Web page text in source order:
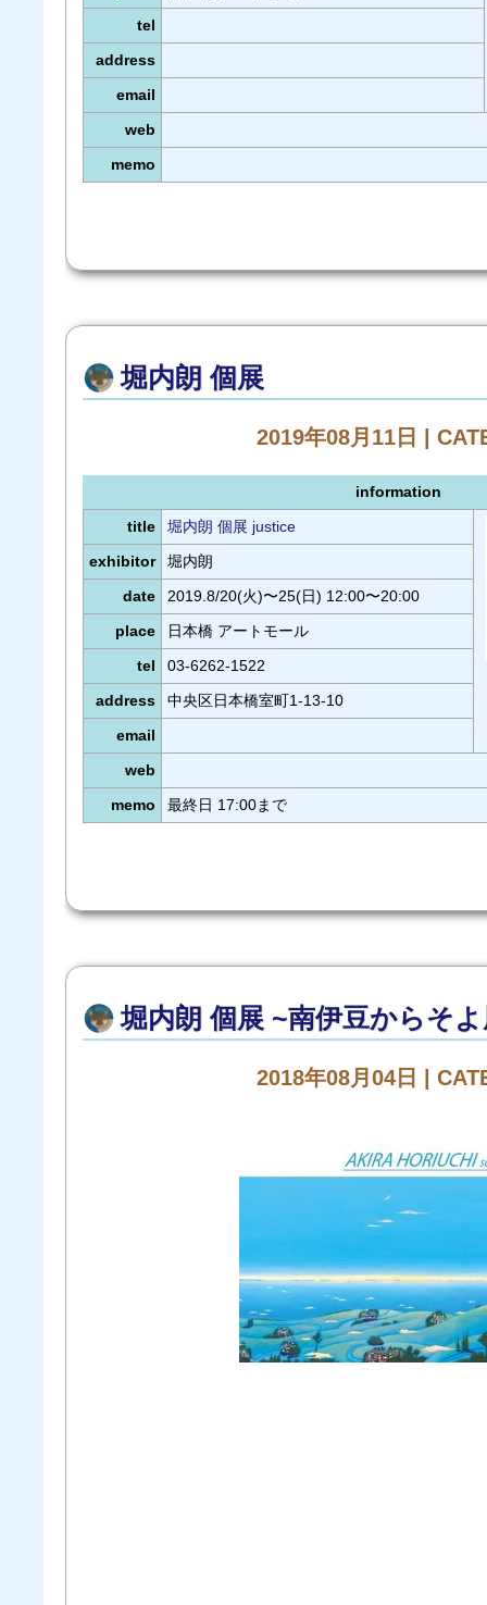
tel
address
email
web
memo
堀内朗 個展
2019年08月11日 |
information
title
堀内朗 個展 justice
exhibitor
堀内朗
date
2019.8/20(火)〜25(日) 12:00〜20:00
place
日本橋 アートモール
tel
03-6262-1522
address
中央区日本橋室町1-13-10
email
web
memo
最終日 17:00まで
堀内朗 個展 ~南伊豆からそ
2018年08月04日 |